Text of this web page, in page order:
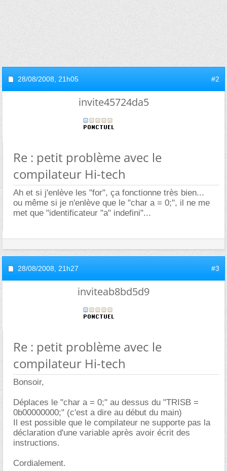
28/08/2008, 21h05 #2
invite45724da5
Re : petit problème avec le
compilateur Hi-tech
Ah et si j'enlève les "for", ça fonctionne très bien...
ou même si je n'enlève que le "char a = 0;", il ne me
met que "identificateur "a" indefini"...
28/08/2008, 21h27 #3
inviteab8bd5d9
Re : petit problème avec le
compilateur Hi-tech
Bonsoir,
Déplaces le "char a = 0;" au dessus du "TRISB =
0b00000000;" (c'est a dire au début du main)
Il est possible que le compilateur ne supporte pas la
déclaration d'une variable après avoir écrit des
instructions.
Cordialement.